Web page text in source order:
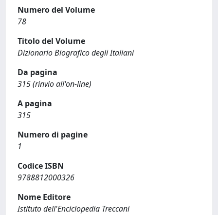
Numero del Volume
78
Titolo del Volume
Dizionario Biografico degli Italiani
Da pagina
315 (rinvio all'on-line)
A pagina
315
Numero di pagine
1
Codice ISBN
9788812000326
Nome Editore
Istituto dell'Enciclopedia Treccani